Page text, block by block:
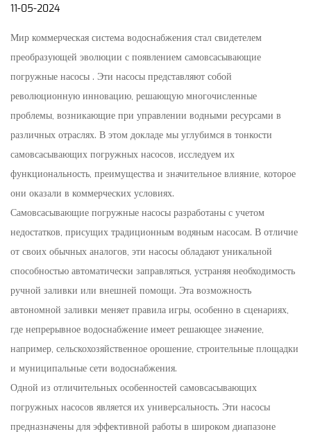
11-05-2024
Мир коммерческая система водоснабжения стал свидетелем
преобразующей эволюции с появлением самовсасывающие
погружные насосы . Эти насосы представляют собой
революционную инновацию, решающую многочисленные
проблемы, возникающие при управлении водными ресурсами в
различных отраслях. В этом докладе мы углубимся в тонкости
самовсасывающих погружных насосов, исследуем их
функциональность, преимущества и значительное влияние, которое
они оказали в коммерческих условиях.
Самовсасывающие погружные насосы разработаны с учетом
недостатков, присущих традиционным водяным насосам. В отличие
от своих обычных аналогов, эти насосы обладают уникальной
способностью автоматически заправляться, устраняя необходимость
ручной заливки или внешней помощи. Эта возможность
автономной заливки меняет правила игры, особенно в сценариях,
где непрерывное водоснабжение имеет решающее значение,
например, сельскохозяйственное орошение, строительные площадки
и муниципальные сети водоснабжения.
Одной из отличительных особенностей самовсасывающих
погружных насосов является их универсальность. Эти насосы
предназначены для эффективной работы в широком диапазоне